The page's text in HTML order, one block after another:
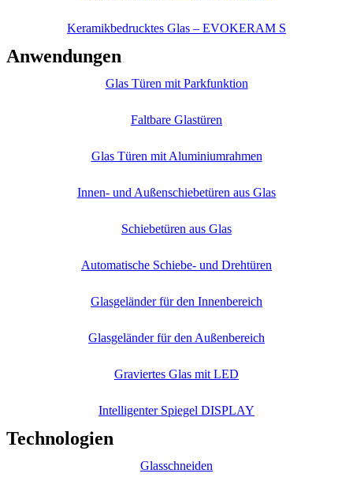
Keramikbedrucktes Glas – EVOKERAM S
Anwendungen
Glas Türen mit Parkfunktion
Faltbare Glastüren
Glas Türen mit Aluminiumrahmen
Innen- und Außenschiebetüren aus Glas
Schiebetüren aus Glas
Automatische Schiebe- und Drehtüren
Glasgeländer für den Innenbereich
Glasgeländer für den Außenbereich
Graviertes Glas mit LED
Intelligenter Spiegel DISPLAY
Technologien
Glasschneiden